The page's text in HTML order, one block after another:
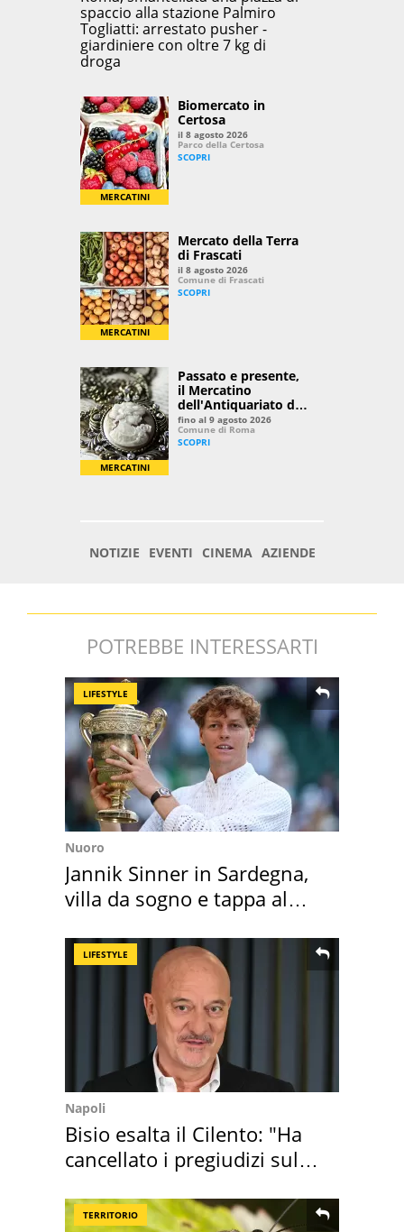
POTREBBE INTERESSARTI
LIFESTYLE
Nuoro
Jannik Sinner in Sardegna,
villa da sogno e tappa al
LIFESTYLE
Napoli
Bisio esalta il Cilento: "Ha
cancellato i pregiudizi sul
TERRITORIO